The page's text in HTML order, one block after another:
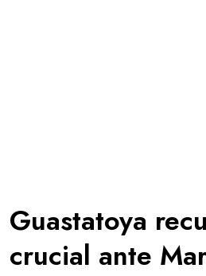
Guastatoya
crucial ante